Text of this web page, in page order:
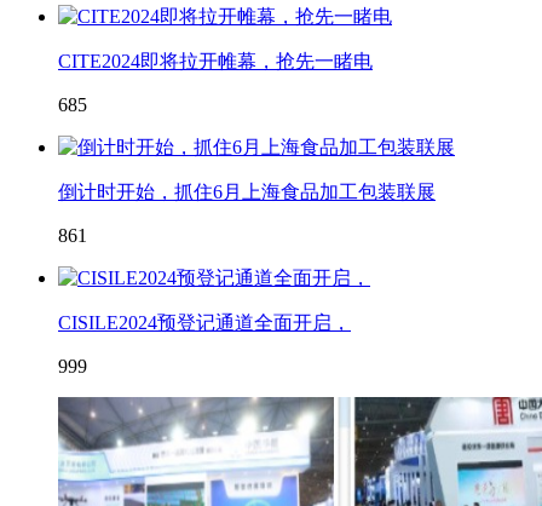
CITE2024即将拉开帷幕，抢先一睹电
685
倒计时开始，抓住6月上海食品加工包装联展
861
CISILE2024预登记通道全面开启，
999